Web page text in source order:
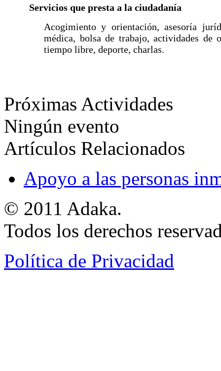
Servicios que presta a la ciudadanía
Acogimiento y orientación, asesoría
médica, bolsa de trabajo, actividades de
tiempo libre, deporte, charlas.
Próximas Actividades
Ningún evento
Artículos Relacionados
Apoyo a las personas
© 2011 Adaka.
Todos los derechos
Política de Privacidad